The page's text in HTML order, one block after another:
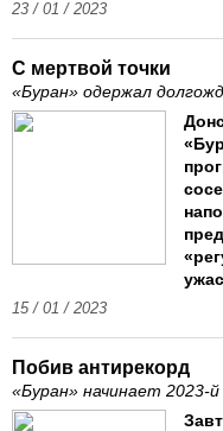
23 / 01 / 2023
С мертвой точки
«Буран» одержал
15 / 01 / 2023
Побив антирекорд
«Буран» начинает 2023-